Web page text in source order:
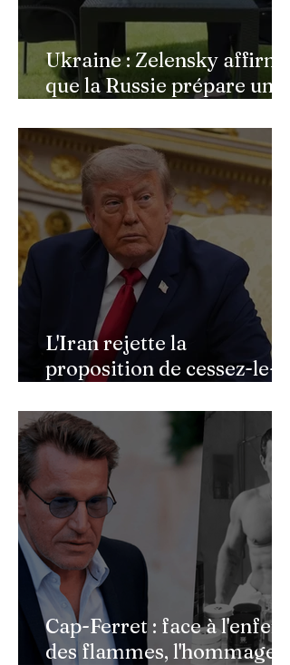
Ukraine : Zelensky affirme
que la Russie prépare une
militaire à l'automne
L'Iran rejette la
proposition de cessez-le-
Cap-Ferret : face à l'enfer
des flammes, l'hommage